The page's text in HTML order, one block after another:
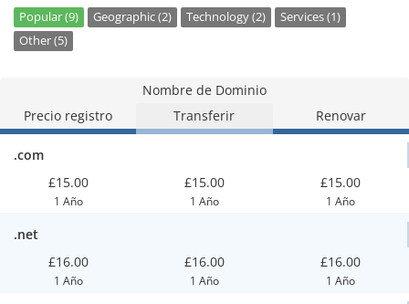
Popular (9) Geographic (2) Technology (2)
Services (1)
Other (5)
Nombre de Dominio
Precio registro
Transferir Renovar
.com
£15.00
1 Año
£15.00
1 Año
£15.00
1 Año
.net
£16.00
1 Año
£16.00
1 Año
£16.00
1 Año